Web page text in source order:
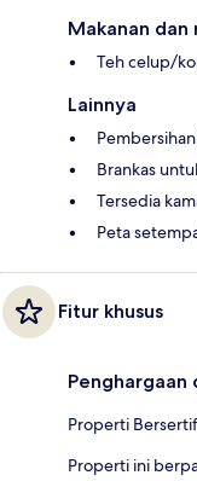
Makanan dan
Teh celup/
Lainnya
Brankas
Tersedia
Peta
Fitur khusus
Penghargaan
Properti
Properti ini